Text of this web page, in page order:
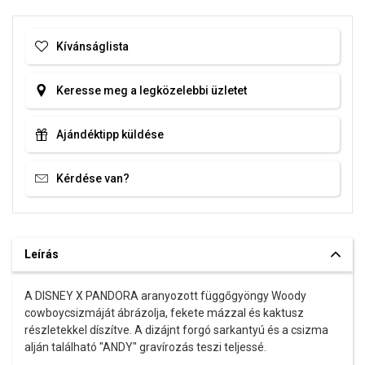
Kívánságlista
Keresse meg a legközelebbi üzletet
Ajándéktipp küldése
Kérdése van?
Leírás
A DISNEY X PANDORA aranyozott függőgyöngy Woody
cowboycsizmáját ábrázolja, fekete mázzal és kaktusz
részletekkel díszítve. A dizájnt forgó sarkantyú és a csizma
alján található "ANDY" gravírozás teszi teljessé.